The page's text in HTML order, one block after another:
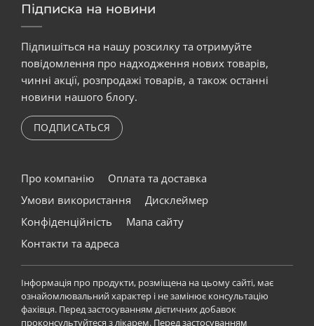
Підписка на новини
Підпишіться на нашу розсилку та отримуйте
повідомлення про надходження нових товарів,
чинні акції, розпродажі товарів, а також останні
новини нашого блогу.
ПОДПИСАТЬСЯ
Про компанію
Оплата та доставка
Умови використання
Дисклеймер
Конфіденційність
Мапа сайту
Контакти та адреса
Інформація про продукти, розміщена на цьому сайті, має
ознайомлювальний характер і не замінює консультацію
фахівця. Перед застосуванням дієтичних добавок
проконсультуйтеся з лікарем. Перед застосуванням